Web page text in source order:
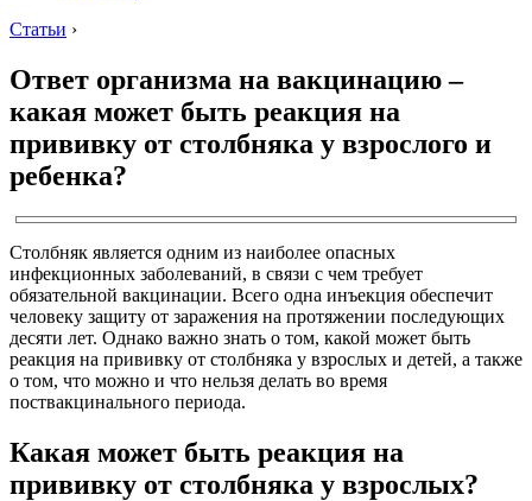
Статьи ›
Ответ организма на вакцинацию –
какая может быть реакция на
прививку от столбняка у взрослого и
ребенка?
Столбняк является одним из наиболее опасных
инфекционных заболеваний, в связи с чем требует
обязательной вакцинации. Всего одна инъекция обеспечит
человеку защиту от заражения на протяжении последующих
десяти лет. Однако важно знать о том, какой может быть
реакция на прививку от столбняка у взрослых и детей, а также
о том, что можно и что нельзя делать во время
поствакцинального периода.
Какая может быть реакция на
прививку от столбняка у взрослых?